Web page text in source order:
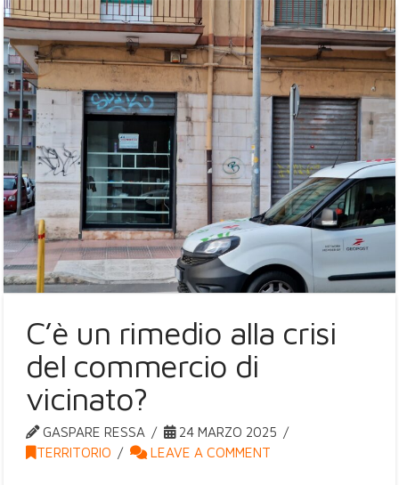
C’è un rimedio alla crisi
del commercio di
vicinato?
GASPARE RESSA
24 MARZO 2025
TERRITORIO
LEAVE A COMMENT